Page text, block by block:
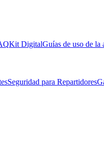
Kit DigitalGuías de uso de la
Seguridad para Repartidores